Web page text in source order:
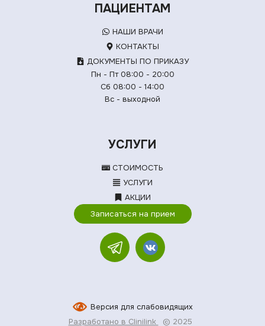
ПАЦИЕНТАМ
НАШИ ВРАЧИ
КОНТАКТЫ
ДОКУМЕНТЫ ПО ПРИКАЗУ
Пн - Пт 08:00 - 20:00
Сб 08:00 - 14:00
Вс - выходной
УСЛУГИ
СТОИМОСТЬ
УСЛУГИ
АКЦИИ
Записаться на прием
Версия для слабовидящих
Разработано в Clinilink
© 2025